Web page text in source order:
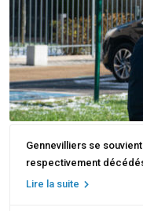
Gennevilliers se
respectivement
Lire la suite